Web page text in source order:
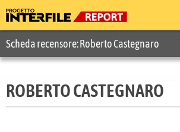
Scheda recensore: Roberto Castegnaro
ROBERTO CASTEGNARO